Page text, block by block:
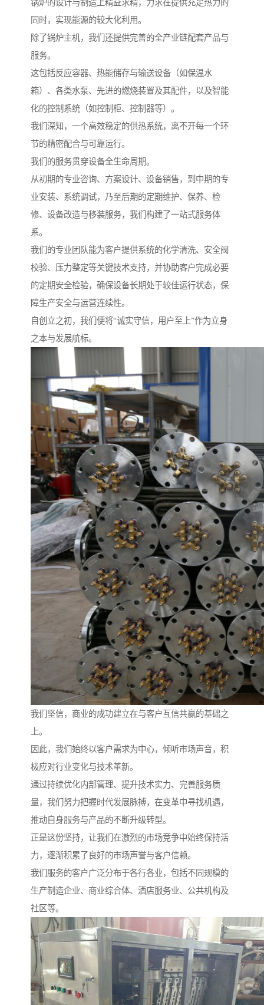
锅炉的设计与制造上精益求精，力求在提供充足热力的
同时，实现能源的较大化利用。
除了锅炉主机，我们还提供完善的全产业链配套产品与
服务。
这包括反应容器、热能储存与输送设备（如保温水
箱）、各类水泵、先进的燃烧装置及其配件，以及智能
化的控制系统（如控制柜、控制器等）。
我们深知，一个高效稳定的供热系统，离不开每一个环
节的精密配合与可靠运行。
我们的服务贯穿设备全生命周期。
从初期的专业咨询、方案设计、设备销售，到中期的专
业安装、系统调试，乃至后期的定期维护、保养、检
修、设备改造与移装服务，我们构建了一站式服务体
系。
我们的专业团队能为客户提供系统的化学清洗、安全阀
校验、压力整定等关键技术支持，并协助客户完成必要
的定期安全检验，确保设备长期处于较佳运行状态，保
障生产安全与运营连续性。
自创立之初，我们便将“诚实守信，用户至上”作为立身
之本与发展航标。
我们坚信，商业的成功建立在与客户互信共赢的基础之
上。
因此，我们始终以客户需求为中心，倾听市场声音，积
极应对行业变化与技术革新。
通过持续优化内部管理、提升技术实力、完善服务质
量，我们努力把握时代发展脉搏，在变革中寻找机遇，
推动自身服务与产品的不断升级转型。
正是这份坚持，让我们在激烈的市场竞争中始终保持活
力，逐渐积累了良好的市场声誉与客户信赖。
我们服务的客户广泛分布于各行各业，包括不同规模的
生产制造企业、商业综合体、酒店服务业、公共机构及
社区等。